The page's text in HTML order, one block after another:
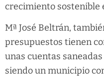
crecimiento sostenible
Mª José Beltrán,
presupuestos tienen
unas cuentas
siendo un municipio